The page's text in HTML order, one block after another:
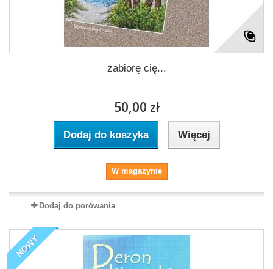
zabiorę cię...
50,00 zł
Dodaj do koszyka Więcej
W magazynie
Dodaj do porówania
NOWY